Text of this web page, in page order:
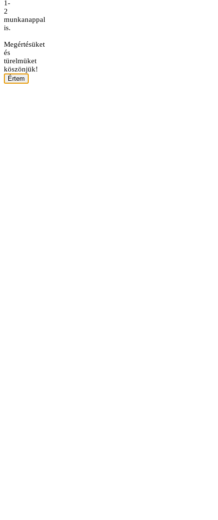
1-
2
munkanappal
is.
Megértésüket
és
türelmüket
köszönjük!
Értem